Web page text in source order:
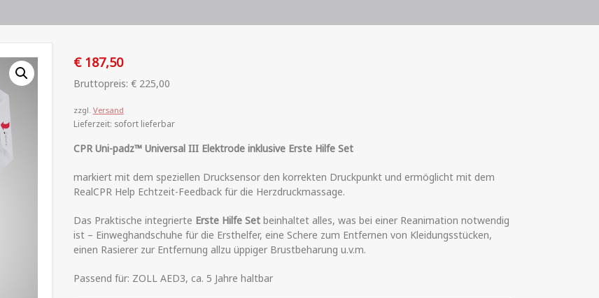
€187,50
Bruttopreis: €225,00
zzgl. Versand
Lieferzeit: sofort lieferbar
CPR Uni-padz™ Universal III Elektrode inklusive Erste Hilfe Set
markiert mit dem speziellen Drucksensor den korrekten Druckpunkt und ermöglicht mit dem
RealCPR Help Echtzeit-Feedback für die Herzdruckmassage.
Das Praktische integrierte Erste Hilfe Setbeinhaltet alles, was bei einer Reanimation notwendig
ist – Einweghandschuhe für die Ersthelfer, eine Schere zum Entfernen von Kleidungsstücken,
einen Rasierer zur Entfernung allzu üppiger Brustbeharung u.v.m.
Passend für: ZOLL AED3, ca. 5 Jahre haltbar